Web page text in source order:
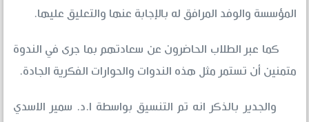
المؤسسة والوفد المرافق له بالإجابة عنها والتعليق عليها.
كما عبر الطلاب الحاضرون عن سعادتهم بما جرى في الندوة
متمنين أن تستمر مثل هذه الندوات والحوارات الفكرية الجادة.
والجدير بالذكر انه تم التنسيق بواسطة ا.د. سمير الاسدي